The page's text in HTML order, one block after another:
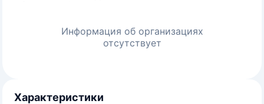
Информация об организациях
отсутствует
Характеристики